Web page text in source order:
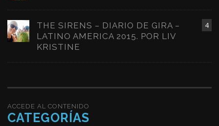
4
THE SIRENS – DIARIO DE GIRA –
LATINO AMERICA 2015. POR LIV
KRISTINE
ACCEDE AL CONTENIDO
CATEGORÍAS